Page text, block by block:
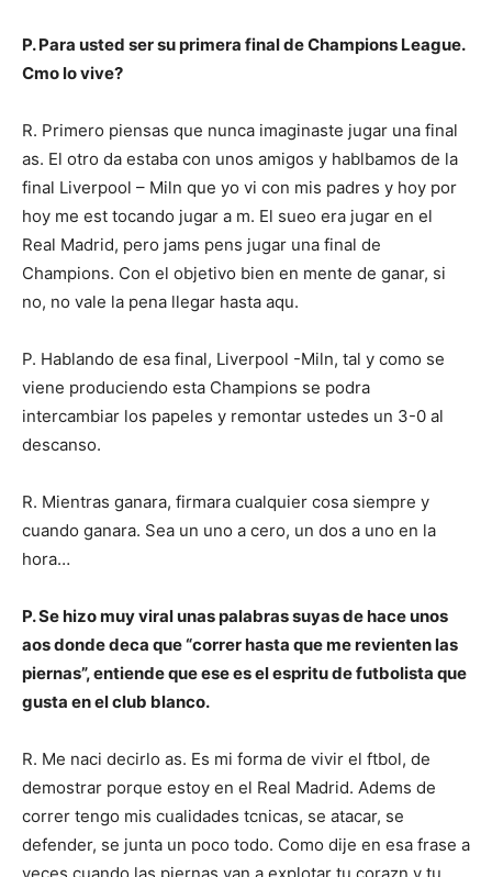
P. Para usted ser su primera final de Champions League.
Cmo lo vive?
R. Primero piensas que nunca imaginaste jugar una final
as. El otro da estaba con unos amigos y hablbamos de la
final Liverpool – Miln que yo vi con mis padres y hoy por
hoy me est tocando jugar a m. El sueo era jugar en el
Real Madrid, pero jams pens jugar una final de
Champions. Con el objetivo bien en mente de ganar, si
no, no vale la pena llegar hasta aqu.
P. Hablando de esa final, Liverpool -Miln, tal y como se
viene produciendo esta Champions se podra
intercambiar los papeles y remontar ustedes un 3-0 al
descanso.
R. Mientras ganara, firmara cualquier cosa siempre y
cuando ganara. Sea un uno a cero, un dos a uno en la
hora…
P. Se hizo muy viral unas palabras suyas de hace unos
aos donde deca que “correr hasta que me revienten las
piernas”, entiende que ese es el espritu de futbolista que
gusta en el club blanco.
R. Me naci decirlo as. Es mi forma de vivir el ftbol, de
demostrar porque estoy en el Real Madrid. Adems de
correr tengo mis cualidades tcnicas, se atacar, se
defender, se junta un poco todo. Como dije en esa frase a